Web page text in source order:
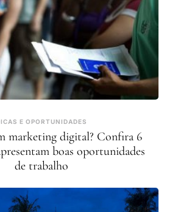
E OPORTUNIDADES
marketing digital? Confira 6
boas oportunidades
de trabalho